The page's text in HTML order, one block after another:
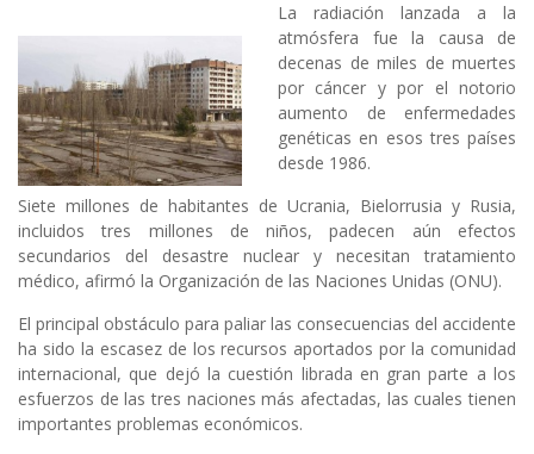
La radiación lanzada a la
atmósfera fue la causa de
decenas de miles de muertes
por cáncer y por el notorio
aumento de enfermedades
genéticas en esos tres países
desde 1986.
Siete millones de habitantes de Ucrania, Bielorrusia y Rusia,
incluidos tres millones de niños, padecen aún efectos
secundarios del desastre nuclear y necesitan tratamiento
médico, afirmó la Organización de las Naciones Unidas (ONU).
El principal obstáculo para paliar las consecuencias del accidente
ha sido la escasez de los recursos aportados por la comunidad
internacional, que dejó la cuestión librada en gran parte a los
esfuerzos de las tres naciones más afectadas, las cuales tienen
importantes problemas económicos.